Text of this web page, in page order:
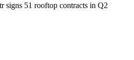
signs 51 rooftop contracts in Q2